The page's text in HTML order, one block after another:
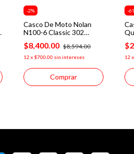
-2%
Casco De Moto Nolan
N100-6 Classic 302
Negro Mate
$8,400.00 $8,594.00
12 x $700.00 sin intereses
Comprar
-
12